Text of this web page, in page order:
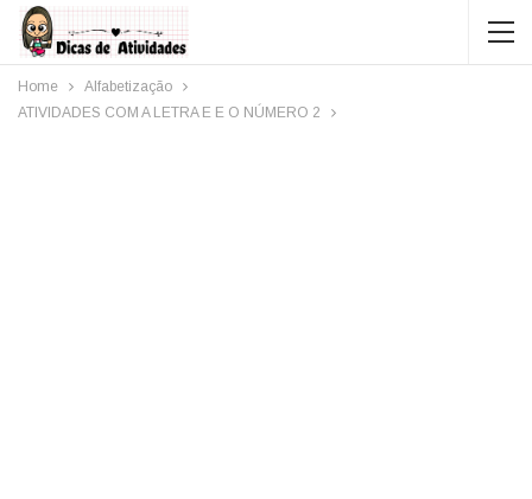
Home
Alfabetização
ATIVIDADES COM A LETRA E E O NÚMERO 2